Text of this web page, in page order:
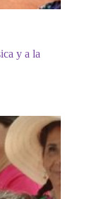
y a la